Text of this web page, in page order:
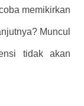
memikirkan
Muncul
tidak akan